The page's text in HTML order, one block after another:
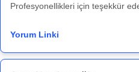
Profesyonellikleri için teşekkür
Yorum Linki